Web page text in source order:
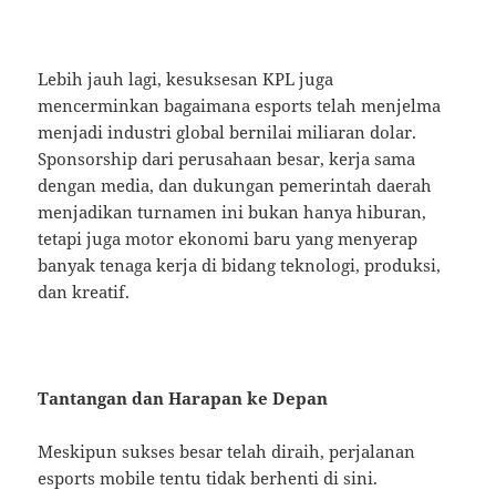
Lebih jauh lagi, kesuksesan KPL juga
mencerminkan bagaimana esports telah menjelma
menjadi industri global bernilai miliaran dolar.
Sponsorship dari perusahaan besar, kerja sama
dengan media, dan dukungan pemerintah daerah
menjadikan turnamen ini bukan hanya hiburan,
tetapi juga motor ekonomi baru yang menyerap
banyak tenaga kerja di bidang teknologi, produksi,
dan kreatif.
Tantangan dan Harapan ke Depan
Meskipun sukses besar telah diraih, perjalanan
esports mobile tentu tidak berhenti di sini.